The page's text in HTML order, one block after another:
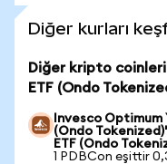
Diğer kurları
Diğer kripto coinleri
ETF (Ondo
Invesco Optimum
(Ondo
ETF (Ondo
1 PDBCon eşittir